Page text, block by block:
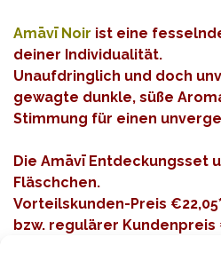
Amāvī Noir ist eine
deiner Individualität.
Unaufdringlich und doch
gewagte dunkle, süße
Stimmung für einen
Die Amāvī Entdeckungsset
Fläschchen.
Vorteilskunden-Preis
bzw. regulärer Kundenpreis